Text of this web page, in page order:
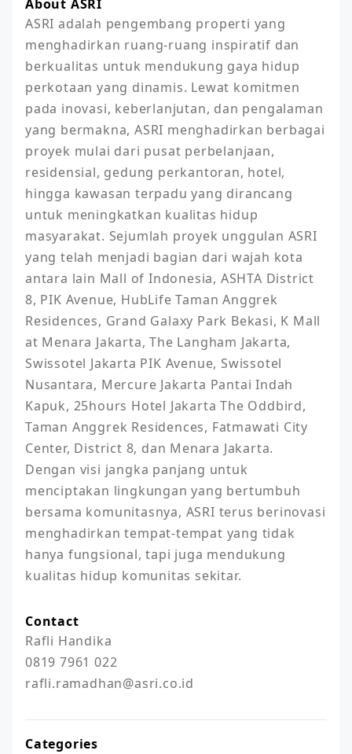
About ASRI
ASRI adalah pengembang properti yang
menghadirkan ruang-ruang inspiratif dan
berkualitas untuk mendukung gaya hidup
perkotaan yang dinamis. Lewat komitmen
pada inovasi, keberlanjutan, dan pengalaman
yang bermakna, ASRI menghadirkan berbagai
proyek mulai dari pusat perbelanjaan,
residensial, gedung perkantoran, hotel,
hingga kawasan terpadu yang dirancang
untuk meningkatkan kualitas hidup
masyarakat. Sejumlah proyek unggulan ASRI
yang telah menjadi bagian dari wajah kota
antara lain Mall of Indonesia, ASHTA District
8, PIK Avenue, HubLife Taman Anggrek
Residences, Grand Galaxy Park Bekasi, K Mall
at Menara Jakarta, The Langham Jakarta,
Swissotel Jakarta PIK Avenue, Swissotel
Nusantara, Mercure Jakarta Pantai Indah
Kapuk, 25hours Hotel Jakarta The Oddbird,
Taman Anggrek Residences, Fatmawati City
Center, District 8, dan Menara Jakarta.
Dengan visi jangka panjang untuk
menciptakan lingkungan yang bertumbuh
bersama komunitasnya, ASRI terus berinovasi
menghadirkan tempat-tempat yang tidak
hanya fungsional, tapi juga mendukung
kualitas hidup komunitas sekitar.
Contact
Rafli Handika
0819 7961 022
rafli.ramadhan@asri.co.id
Categories